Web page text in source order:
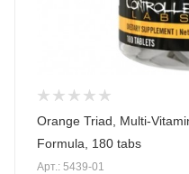
Orange Triad, Multi-
Formula, 180 tabs
Арт.: 5439-01